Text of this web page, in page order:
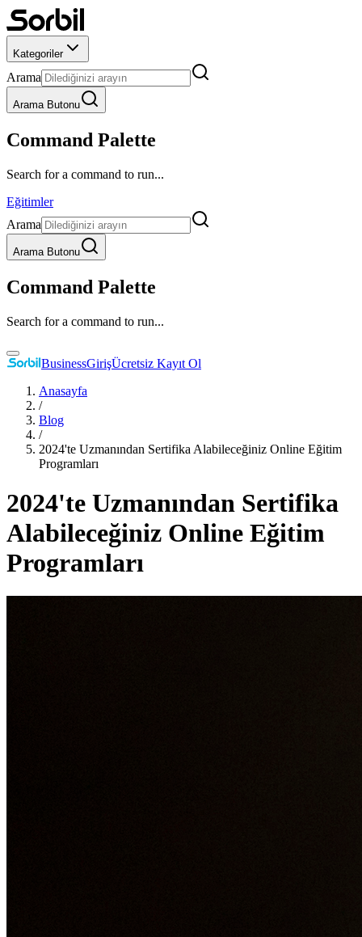
Kategoriler
Arama
Arama Butonu
Command Palette
Search for a command to run...
Eğitimler
Arama
Arama Butonu
Command Palette
Search for a command to run...
BusinessGirişÜcretsiz Kayıt Ol
Anasayfa
/
Blog
/
2024'te Uzmanından Sertifika Alabileceğiniz Online Eğitim
Programları
2024'te Uzmanından Sertifika
Alabileceğiniz Online Eğitim
Programları